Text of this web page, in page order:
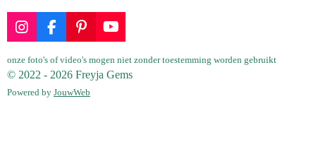
I
s
t
F
c
e
b
o
P
n
t
e
r
Y
u
T
onze foto's of video's mogen niet zonder toestemming worden gebruikt
© 2022 - 2026 Freyja Gems
Powered by JouwWeb